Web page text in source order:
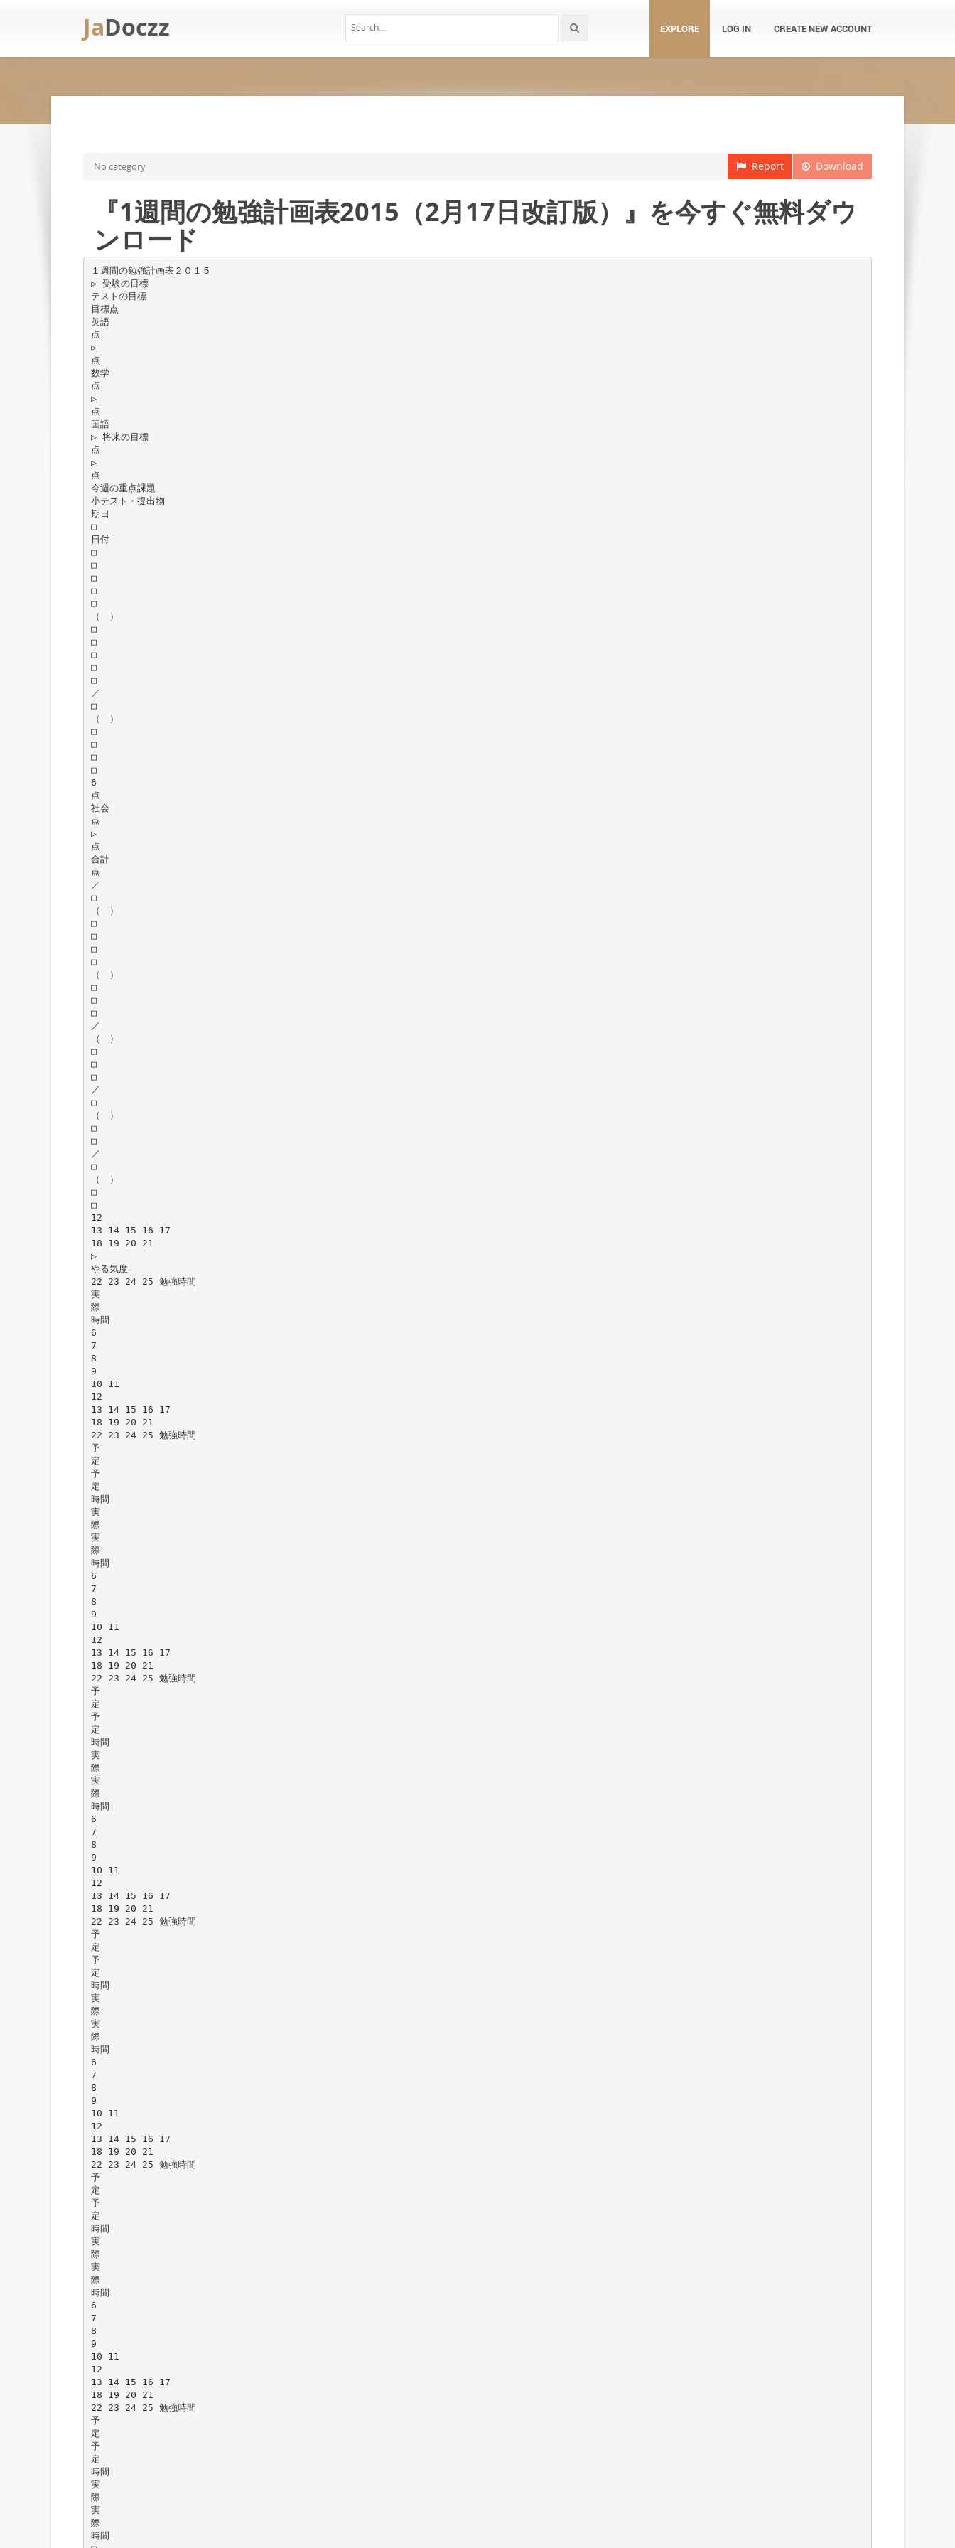
JaDoczz EXPLORE LOG IN CREATE NEW ACCOUNT
Download
Report
No category
『1週間の勉強計画表2015（2月17日改訂版）』を今すぐ無料ダウ
ンロード
１週間の勉強計画表２０１５
▷ 受験の目標
テストの目標
目標点
英語
点
▷
点
数学
点
▷
点
国語
▷ 将来の目標
点
▷
点
今週の重点課題
小テスト・提出物
期日
□
日付
□
□
□
□
□
（ ）
□
□
□
□
□
／
□
（ ）
□
□
□
□
6
点
社会
点
▷
点
合計
点
／
□
（ ）
□
□
□
□
（ ）
□
□
□
／
（ ）
□
□
□
／
□
（ ）
□
□
／
□
（ ）
□
□
12
13 14 15 16 17
18 19 20 21
▷
やる気度
22 23 24 25 勉強時間
実
際
時間
6
7
8
9
10 11
12
13 14 15 16 17
18 19 20 21
22 23 24 25 勉強時間
予
定
予
定
時間
実
際
実
際
時間
6
7
8
9
10 11
12
13 14 15 16 17
18 19 20 21
22 23 24 25 勉強時間
予
定
予
定
時間
実
際
実
際
時間
6
7
8
9
10 11
12
13 14 15 16 17
18 19 20 21
22 23 24 25 勉強時間
予
定
予
定
時間
実
際
実
際
時間
6
7
8
9
10 11
12
13 14 15 16 17
18 19 20 21
22 23 24 25 勉強時間
予
定
予
定
時間
実
際
実
際
時間
6
7
8
9
10 11
12
13 14 15 16 17
18 19 20 21
22 23 24 25 勉強時間
予
定
予
定
時間
実
際
実
際
時間